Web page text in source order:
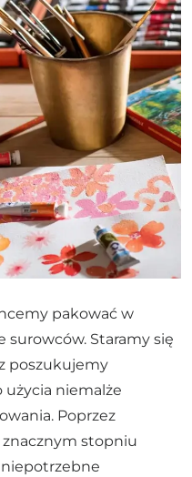
pakować w
surowców. Staramy się
poszukujemy
niemalże
Poprzez
stopniu